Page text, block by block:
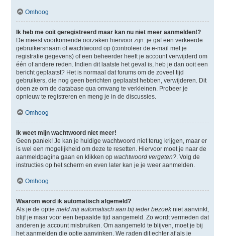
Omhoog
Ik heb me ooit geregistreerd maar kan nu niet meer aanmelden!?
De meest voorkomende oorzaken hiervoor zijn: je gaf een verkeerde
gebruikersnaam of wachtwoord op (controleer de e-mail met je
registratie gegevens) of een beheerder heeft je account verwijderd om
één of andere reden. Indien dit laatste het geval is, heb je dan ooit een
bericht geplaatst? Het is normaal dat forums om de zoveel tijd
gebruikers, die nog geen berichten geplaatst hebben, verwijderen. Dit
doen ze om de database qua omvang te verkleinen. Probeer je
opnieuw te registreren en meng je in de discussies.
Omhoog
Ik weet mijn wachtwoord niet meer!
Geen paniek! Je kan je huidige wachtwoord niet terug krijgen, maar er
is wel een mogelijkheid om deze te resetten. Hiervoor moet je naar de
aanmeldpagina gaan en klikken op wachtwoord vergeten?. Volg de
instructies op het scherm en even later kan je je weer aanmelden.
Omhoog
Waarom word ik automatisch afgemeld?
Als je de optie meld mij automatisch aan bij ieder bezoekniet aanvinkt,
blijf je maar voor een bepaalde tijd aangemeld. Zo wordt vermeden dat
anderen je account misbruiken. Om aangemeld te blijven, moet je bij
het aanmelden die optie aanvinken. We raden dit echter af als je